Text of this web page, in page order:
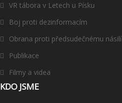
VR tábora v Letech u Písku
Boj proti dezinformacím
Obrana proti předsudečnému násilí
Publikace
Filmy a videa
KDO JSME